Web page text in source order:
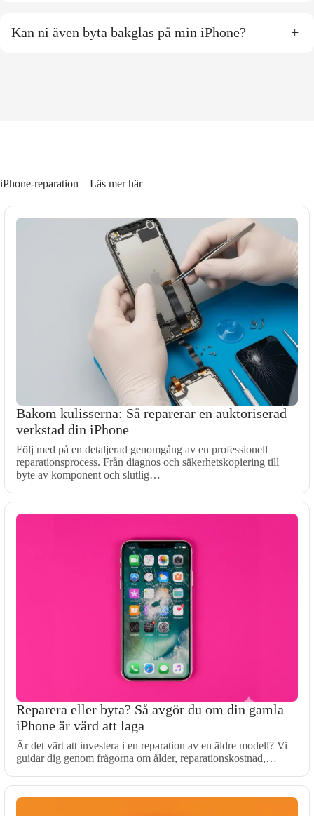
Kan ni även byta bakglas på min iPhone? +
iPhone-reparation – Läs mer här
Bakom kulisserna: Så reparerar en auktoriserad
verkstad din iPhone
Följ med på en detaljerad genomgång av en professionell
reparationsprocess. Från diagnos och säkerhetskopiering till
byte av komponent och slutlig…
Reparera eller byta? Så avgör du om din gamla
iPhone är värd att laga
Är det värt att investera i en reparation av en äldre modell? Vi
guidar dig genom frågorna om ålder, reparationskostnad,…